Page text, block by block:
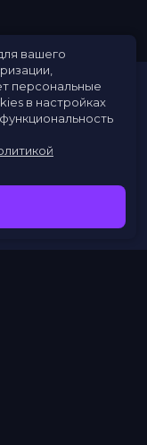
вашего
персональные
в настройках